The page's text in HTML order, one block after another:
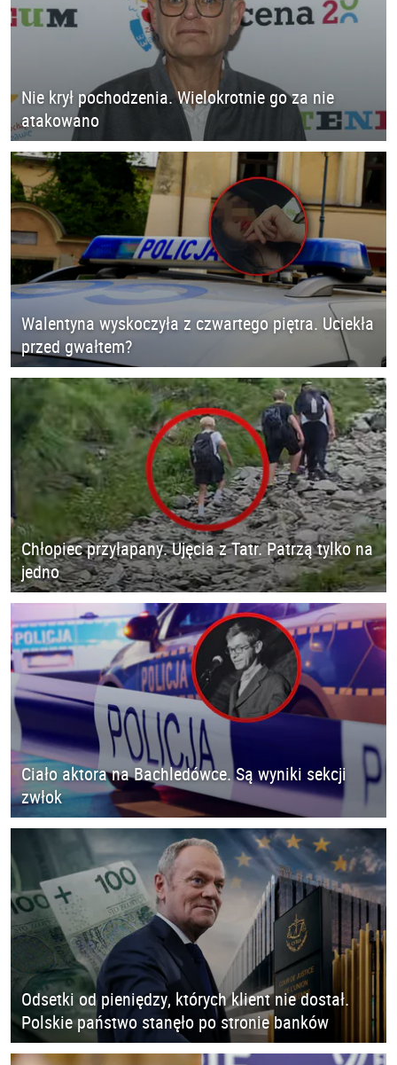
Nie krył pochodzenia. Wielokrotnie go za nie
atakowano
Walentyna wyskoczyła z czwartego piętra. Uciekła
przed gwałtem?
Chłopiec przyłapany. Ujęcia z Tatr. Patrzą tylko na
jedno
Ciało aktora na Bachledówce. Są wyniki sekcji
zwłok
Odsetki od pieniędzy, których klient nie dostał.
Polskie państwo stanęło po stronie banków